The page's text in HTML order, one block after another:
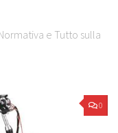
e Tutto sulla
0